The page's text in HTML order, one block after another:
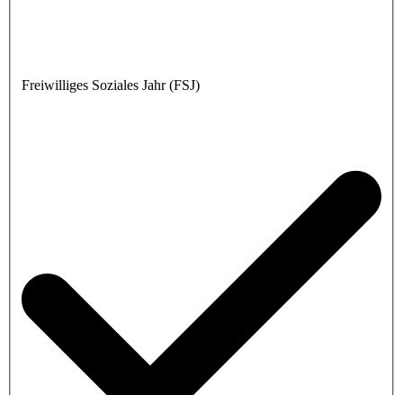
Freiwilliges Soziales Jahr (FSJ)